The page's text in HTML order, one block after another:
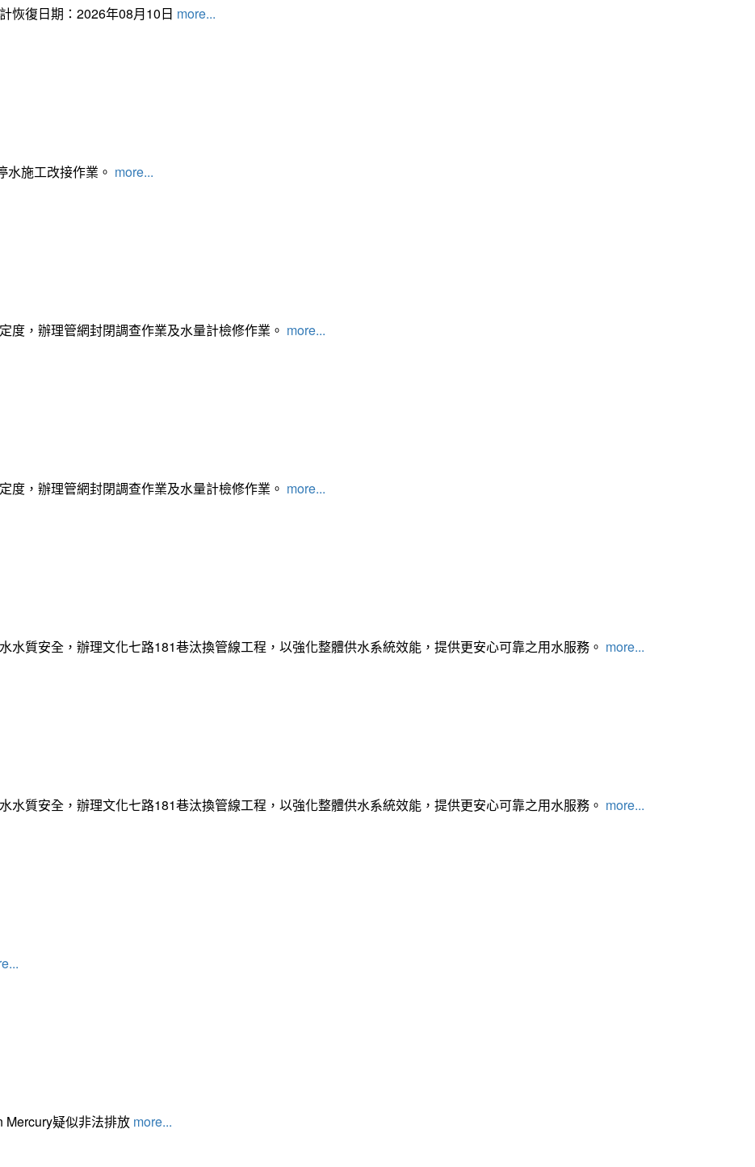
恢復日期：2026年08月10日 more...
施工改接作業。 more...
度，辦理管網封閉調查作業及水量計檢修作業。 more...
度，辦理管網封閉調查作業及水量計檢修作業。 more...
水質安全，辦理文化七路181巷汰換管線工程，以強化整體供水系統效能，提供更安心可靠之用水服務。 more...
水質安全，辦理文化七路181巷汰換管線工程，以強化整體供水系統效能，提供更安心可靠之用水服務。 more...
Mercury疑似非法排放 more...